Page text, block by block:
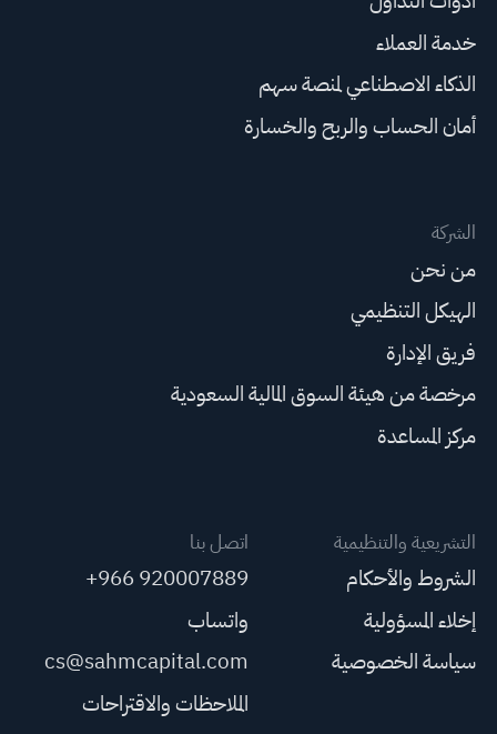
خدمة العملاء
الذكاء الاصطناعي لمنصة سهم
أمان الحساب والربح والخسارة
الشركة
من نحن
الهيكل التنظيمي
فريق الإدارة
مرخصة من هيئة السوق المالية السعودية
مركز المساعدة
التشريعية والتنظيمية
الشروط والأحكام
إخلاء المسؤولية
سياسة الخصوصية
اتصل بنا
+966 920007889
واتساب
cs@sahmcapital.com
الملاحظات والاقتراحات